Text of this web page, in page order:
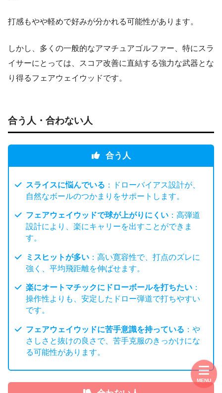
打感もやや軽めで好みが分かれる可能性があります。
しかし、多くの一般的なアマチュアゴルファー、特にスラ
イサーにとっては、スコア改善に直結する強力な武器とな
り得るフェアウェイウッドです。
合う人・合わない人
合う人
スライスに悩んでいる ：ドローバイアス設計が、
自然なボールのつかまりをサポートします。
フェアウェイウッドで球が上がりにくい ：高弾道
設計により、楽にキャリーを出すことができま
す。
ミスヒットが多い ：高い寛容性で、打点のズレに
強く、平均飛距離を伸ばせます。
楽にオートマチックにドローボールを打ちたい ：
操作性よりも、安定したドロー弾道で打ちやすい
です。
フェアウェイウッドに苦手意識を持っている ：や
さしさと抜けの良さで、苦手克服のきっかけにな
る可能性があります。
MENU